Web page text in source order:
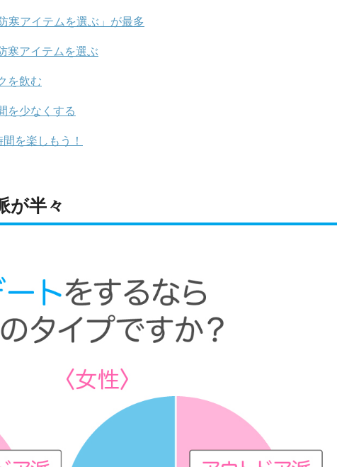
寒アイテムを選ぶ」が最多
寒アイテムを選ぶ
を飲む
を少なくする
を楽しもう！
が半々